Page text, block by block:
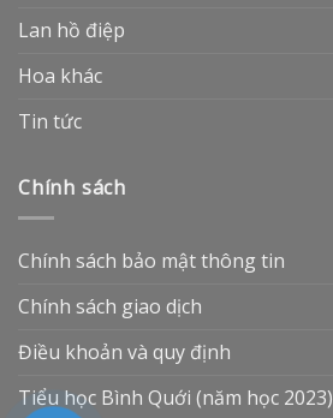
Lan hồ điệp
Hoa khác
Tin tức
Chính sách
Chính sách bảo mật thông tin
Chính sách giao dịch
Điều khoản và quy định
Tiểu học Bình Quới (năm học 2023)